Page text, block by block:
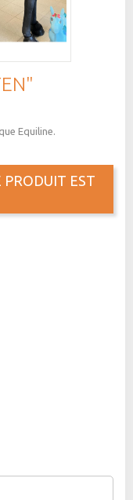
Equiline.
PRODUIT EST